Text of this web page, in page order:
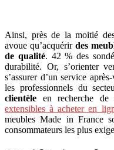
Ainsi, près de la moitié
avoue qu’acquérirdes
de qualité. 42 % des
durabilité. Or, s’orienter
s’assurer d’un service
les professionnels du
clientèle en recherche
extensibles à acheter en
meubles Made in France
consommateurs les plus